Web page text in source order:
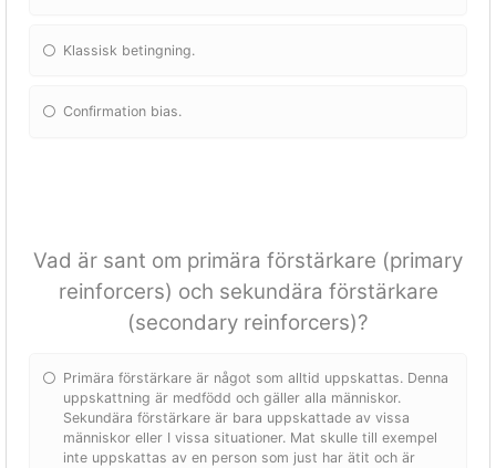
Klassisk betingning.
Confirmation bias.
Vad är sant om primära förstärkare (primary
reinforcers) och sekundära förstärkare
(secondary reinforcers)?
Primära förstärkare är något som alltid uppskattas. Denna
uppskattning är medfödd och gäller alla människor.
Sekundära förstärkare är bara uppskattade av vissa
människor eller I vissa situationer. Mat skulle till exempel
inte uppskattas av en person som just har ätit och är